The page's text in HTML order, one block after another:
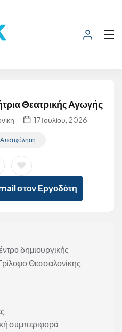
Θεατρικής Αγωγής
17 Ιουλίου, 2026
Απασχόληση
στον Εργοδότη
δημιουργικής
Θεσσαλονίκης.
συμπεριφορά